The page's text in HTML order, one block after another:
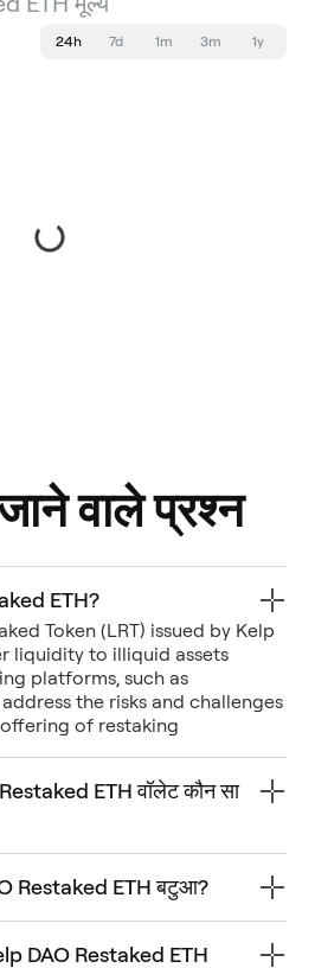
24h 7d 1m 3m 1y
वाले प्रश्न
ETH?
Token (LRT) issued by Kelp
liquidity to illiquid assets
platforms, such as
the risks and challenges
of restaking
ETH वॉलेट कौन सा
Restaked ETH बटुआ?
DAO Restaked ETH